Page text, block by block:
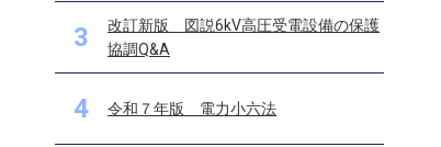
3
改訂新版 図説6kV高圧受電設備の保護
協調Q&A
4 令和７年版 電力小六法